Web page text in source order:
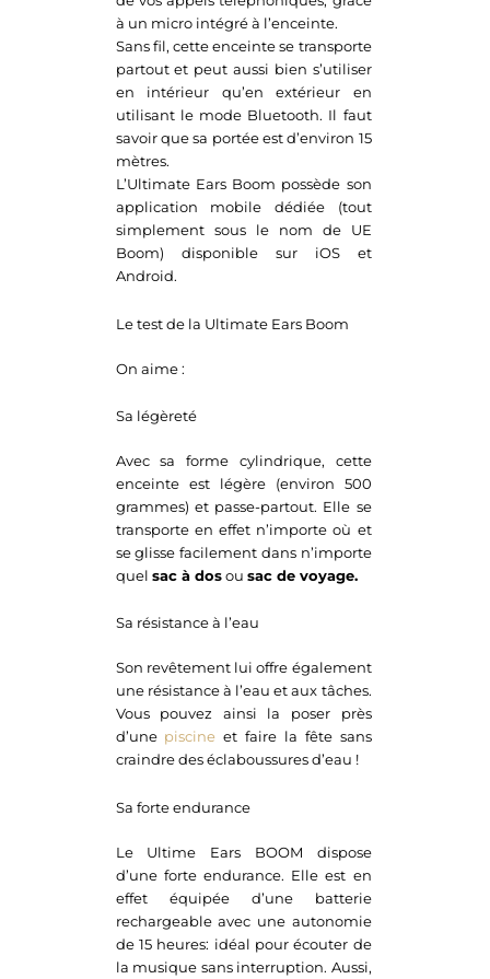
à un micro intégré à l’enceinte.
Sans fil, cette enceinte se transporte
partout et peut aussi bien s’utiliser
en intérieur qu’en extérieur en
utilisant le mode Bluetooth. Il faut
savoir que sa portée est d’environ 15
mètres.
L’Ultimate Ears Boom possède son
application mobile dédiée (tout
simplement sous le nom de UE
Boom) disponible sur iOS et
Android.
Le test de la Ultimate Ears Boom
On aime :
Sa légèreté
Avec sa forme cylindrique, cette
enceinte est légère (environ 500
grammes) et passe-partout. Elle se
transporte en effet n’importe où et
se glisse facilement dans n’importe
quel sac à dosou sac de voyage.
Sa résistance à l’eau
Son revêtement lui offre également
une résistance à l’eau et aux tâches.
Vous pouvez ainsi la poser près
d’une piscine et faire la fête sans
craindre des éclaboussures d’eau !
Sa forte endurance
Le Ultime Ears BOOM dispose
d’une forte endurance. Elle est en
effet équipée d’une batterie
rechargeable avec une autonomie
de 15 heures: idéal pour écouter de
la musique sans interruption. Aussi,